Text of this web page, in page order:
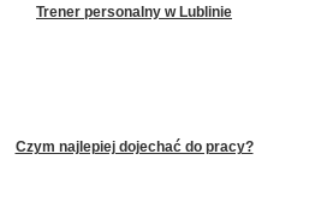
Trener personalny w Lublinie
Czym najlepiej dojechać do pracy?